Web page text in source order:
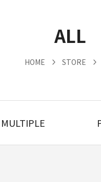
ALL
HOME STORE
MULTIPLE